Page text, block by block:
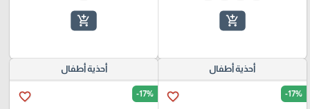
add_shopping_cart
add_shopping_cart
أحذية أطفال
favorite_border -17%
أحذية أطفال
favorite_border -17%